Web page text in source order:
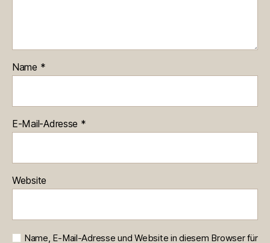
Name *
E-Mail-Adresse *
Website
Name, E-Mail-Adresse und Website in diesem Browser für